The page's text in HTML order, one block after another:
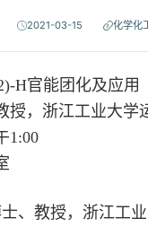
2021-03-15 化学化
H官能团化及应用
授，浙江工业大学
1 :00
、教授，浙江工